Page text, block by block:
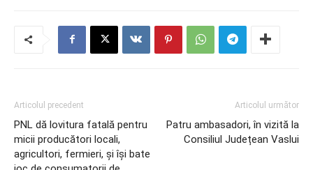
Articolul precedent
PNL dă lovitura fatală pentru
micii producători locali,
agricultori, fermieri, și își bate
Articolul următor
Patru ambasadori, în vizită la
Consiliul Județean Vaslui